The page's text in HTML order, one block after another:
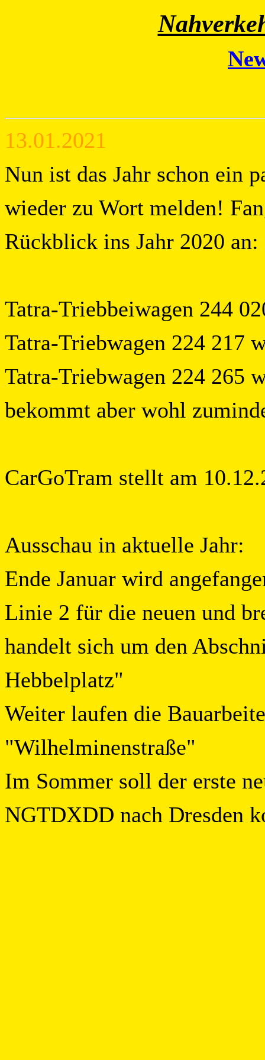
13.01.2021
Nun ist das Jahr schon ein
wieder zu Wort melden!
Rückblick ins Jahr 2020 an:
Tatra-Triebbeiwagen 244
Tatra-Triebwagen 224 217
Tatra-Triebwagen 224 265
bekommt aber wohl
CarGoTram stellt am
Ausschau in aktuelle Jahr:
Ende Januar wird
Linie 2 für die neuen und
handelt sich um den
Hebbelplatz"
Weiter laufen die
"Wilhelminenstraße"
Im Sommer soll der erste
NGTDXDD nach Dresden